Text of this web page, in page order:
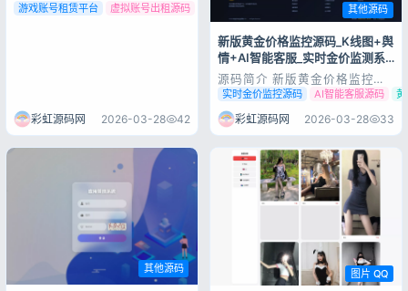
游戏账号租赁平台 虚拟账号出租源码 账号出租系统
彩虹源码网 2026-03-28 42
其他源码
新版黄金价格监控源码_K线图+舆
情+AI智能客服_实时金价监测系
统源码
源码简介 新版黄金价格监控源
码（K线图模块，黄金舆情模
块，AI智能客服） 新版黄金价
格监控源码，内置专业K线图模
块、黄金舆情分析模块及AI智能
控，源码可二次开发，附带部署
教程，适合搭建黄金行情、金价
资讯监测类网站...
实时金价监控源码 AI智能客服源码
彩虹源码网 2026-03-28 33
其他源码 图片 QQ